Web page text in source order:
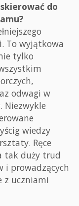
do
To wyjątkowa
tylko
odwagi w
Niezwykle
wiedzy
Ręce
tak duży trud
i prowadzących
z uczniami